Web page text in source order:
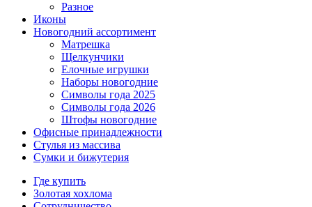
Разное
Иконы
Новогодний ассортимент
Матрешка
Щелкунчики
Елочные игрушки
Наборы новогодние
Символы года 2025
Символы года 2026
Штофы новогодние
Офисные принадлежности
Стулья из массива
Сумки и бижутерия
Где купить
Золотая хохлома